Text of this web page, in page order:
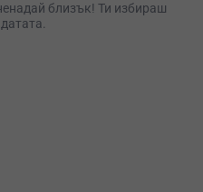
близък! Ти избираш